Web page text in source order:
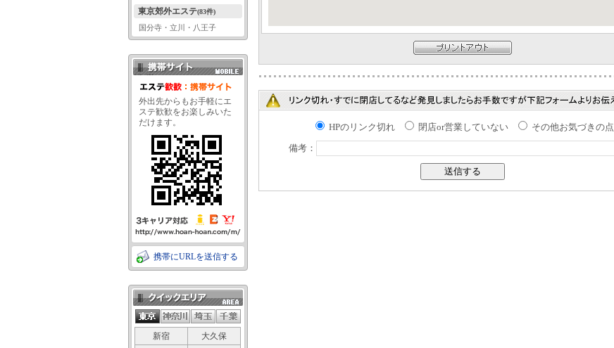
HPのリンク切れ 閉店or営業していない
その他お気づきの点
備考：
東京郊外エステ(83件)
国分寺・立川・八王子
携帯サイト QRコード
外出先からもお手軽にエ
ステ歓歓をお楽しみいた
だけます。
携帯にURLを送信する
クイックエリア
新宿
大久保